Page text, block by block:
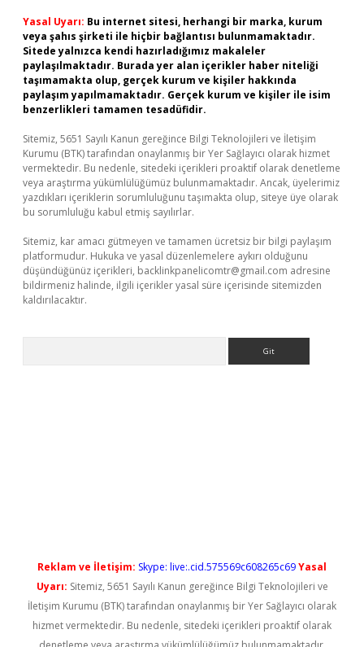
Yasal Uyarı: Bu internet sitesi, herhangi bir marka, kurum
veya şahıs şirketi ile hiçbir bağlantısı bulunmamaktadır.
Sitede yalnızca kendi hazırladığımız makaleler
paylaşılmaktadır. Burada yer alan içerikler haber niteliği
taşımamakta olup, gerçek kurum ve kişiler hakkında
paylaşım yapılmamaktadır. Gerçek kurum ve kişiler ile isim
benzerlikleri tamamen tesadüfidir.
Sitemiz, 5651 Sayılı Kanun gereğince Bilgi Teknolojileri ve İletişim
Kurumu (BTK) tarafından onaylanmış bir Yer Sağlayıcı olarak hizmet
vermektedir. Bu nedenle, sitedeki içerikleri proaktif olarak denetleme
veya araştırma yükümlülüğümüz bulunmamaktadır. Ancak, üyelerimiz
yazdıkları içeriklerin sorumluluğunu taşımakta olup, siteye üye olarak
bu sorumluluğu kabul etmiş sayılırlar.
Sitemiz, kar amacı gütmeyen ve tamamen ücretsiz bir bilgi paylaşım
platformudur. Hukuka ve yasal düzenlemelere aykırı olduğunu
düşündüğünüz içerikleri, backlinkpanelicomtr@gmail.com adresine
bildirmeniz halinde, ilgili içerikler yasal süre içerisinde sitemizden
kaldırılacaktır.
Reklam ve İletişim: Skype: live:.cid.575569c608265c69Yasal
Uyarı: Sitemiz, 5651 Sayılı Kanun gereğince Bilgi Teknolojileri ve
İletişim Kurumu (BTK) tarafından onaylanmış bir Yer Sağlayıcı olarak
hizmet vermektedir. Bu nedenle, sitedeki içerikleri proaktif olarak